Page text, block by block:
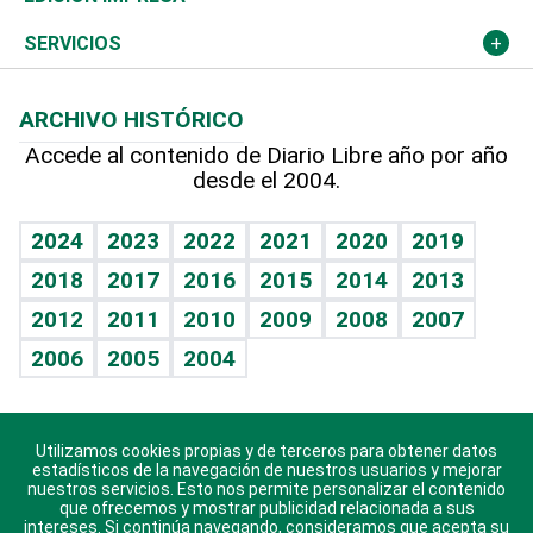
Resto del mundo
Economía personal
Podcast Arte Libre
Hablando con el pediatra
Vida y familia
Eñe
Celebrando la vida
Sin complejos
En pocas palabras
Escuchando al corazón
Economía Personal
Más deportes
Línea de hit
TBT Deportivo
Columnistas
Más firmas
Cambio climático
Opinión
Hecho en casa
Guía del dinero
SERVICIOS
Cumpleaños
Horóscopos
Crucigramas
ARCHIVO HISTÓRICO
Accede al contenido de Diario Libre año por año
desde el 2004.
2024 2023 2022 2021 2020
2019
2018
2017 2016 2015 2014
2013
2012
2011 2010 2009 2008
2007
2006
2005 2004
Descarga nuestras aplicaciones para Android, iOS y
sistema Huawei.
Utilizamos cookies propias y de terceros para obtener datos
estadísticos de la navegación de nuestros usuarios y mejorar
nuestros servicios. Esto nos permite personalizar el contenido
que ofrecemos y mostrar publicidad relacionada a sus
intereses. Si continúa navegando, consideramos que acepta su